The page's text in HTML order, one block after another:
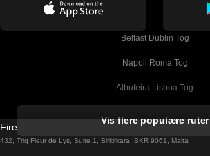
Belfast Dublin Tog
Napoli Roma Tog
Albufeira Lisboa Tog
Barcelona Madrid Tog
Vis flere populære ruter
Firebird GT Limited (OC 1451)
432, Triq Fleur de Lys, Suite 1, Birkirkara, BKR 9061, Malta